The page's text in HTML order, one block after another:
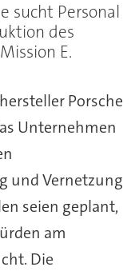
sucht Personal
des
E.
Porsche
Unternehmen
und Vernetzung
seien geplant,
am
Die